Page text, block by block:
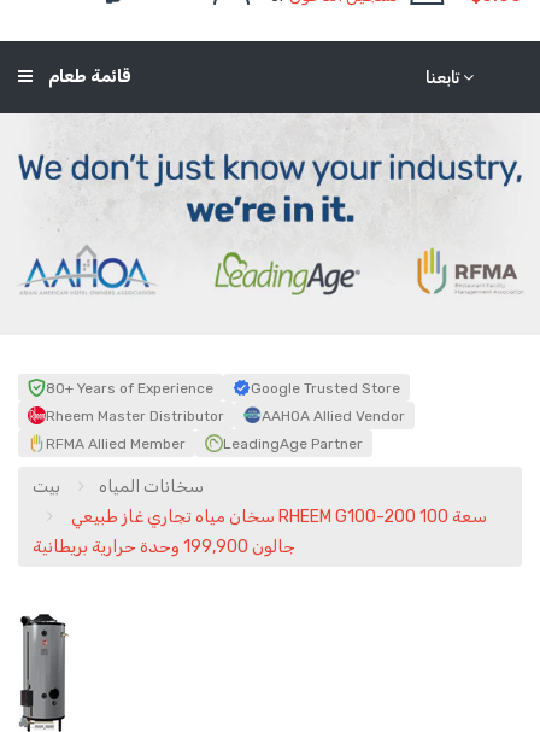
تابعنا قائمة طعام
80+ Years of Experience
Google Trusted Store
Rheem Master Distributor
AAHOA Allied Vendor
RFMA Allied Member
LeadingAge Partner
بيت
سخانات المياه
سخان مياه تجاري غاز طبيعي RHEEM G100-200 سعة 100
جالون 199,900 وحدة حرارية بريطانية